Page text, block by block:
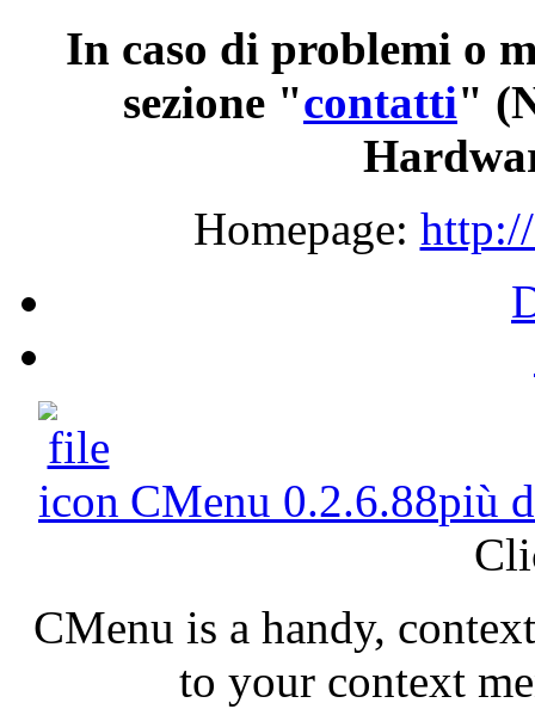
In caso di problemi o
sezione "contatti"
Homepage:
CMenu 0.2.6.88più
CMenu is a handy,
to your context